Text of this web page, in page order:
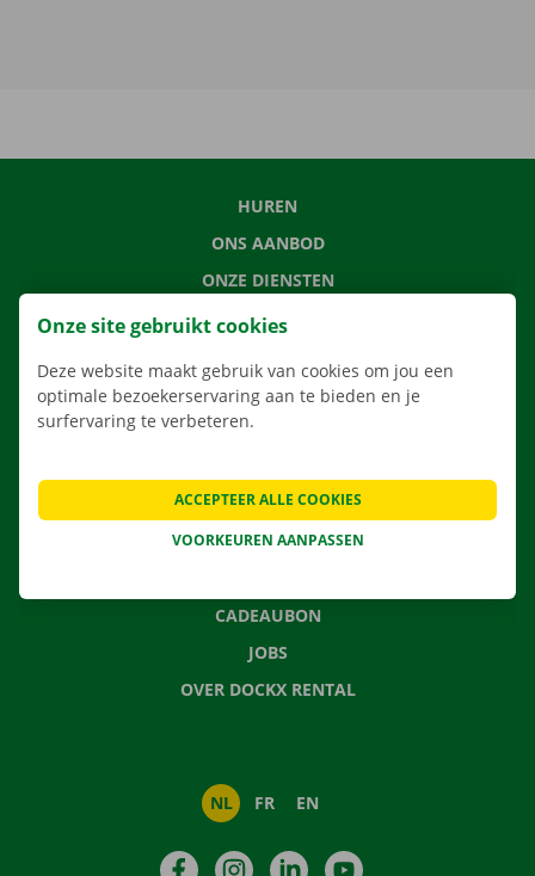
HUREN
ONS AANBOD
ONZE DIENSTEN
LOCATIES
VERHUISOPLOSSINGEN
CONTACTEER ONS
VEELGESTELDE VRAGEN
CADEAUBON
JOBS
OVER DOCKX RENTAL
NL FR EN
FacebookInstagramLinkedIn
Onze site gebruikt cookies
Deze website maakt gebruik van cookies om jou een
optimale bezoekerservaring aan te bieden en je
surfervaring te verbeteren.
VOORKEUREN AANPASSEN
ACCEPTEER ALLE COOKIES